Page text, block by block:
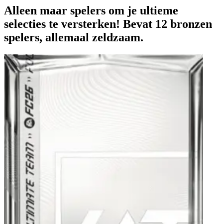
Alleen maar spelers om je ultieme
selecties te versterken! Bevat 12 bronzen
spelers, allemaal zeldzaam.